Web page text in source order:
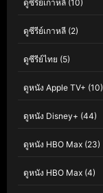
ดูซีรีย์เกาหลี (10)
ดูซีรีย์เกาหลี (2)
ดูซีรีย์ไทย (5)
ดูหนัง Apple TV+ (10)
ดูหนัง Disney+ (44)
ดูหนัง HBO Max (23)
ดูหนัง HBO Max (4)